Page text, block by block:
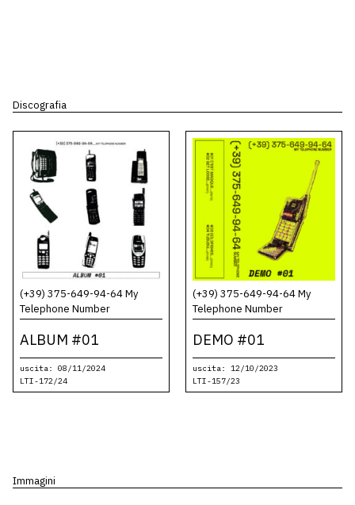
Discografia
(+39) 375-649-94-64 My
Telephone Number
ALBUM #01
uscita: 08/11/2024
LTI-172/24
(+39) 375-649-94-64 My
Telephone Number
DEMO #01
uscita: 12/10/2023
LTI-157/23
Immagini